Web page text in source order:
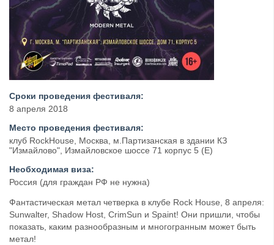
Сроки проведения фестиваля:
8 апреля 2018
Место проведения фестиваля:
клуб RockHouse, Москва, м.Партизанская в здании КЗ
"Измайлово", Измайловское шоссе 71 корпус 5 (Е)
Необходимая виза:
Россия (для граждан РФ не нужна)
Фантастическая метал четверка в клубе Rock House, 8 апреля:
Sunwalter, Shadow Host, CrimSun и Spaint! Они пришли, чтобы
показать, каким разнообразным и многогранным может быть
метал!